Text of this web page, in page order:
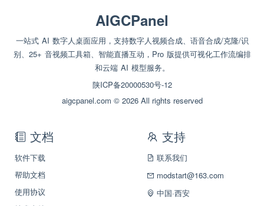
AIGCPanel
一站式 AI 数字人桌面应用，支持数字人视频合成、语音合成/克隆/识
别、25+ 音视频工具箱、智能直播互动，Pro 版提供可视化工作流编排
和云端 AI 模型服务。
陕ICP备20000530号-12
aigcpanel.com © 2026 All rights reserved
文档
软件下载
帮助文档
使用协议
支持
联系我们
modstart@163.com
中国·西安